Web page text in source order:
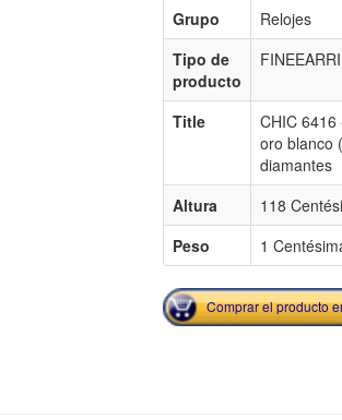
Grupo
Relojes
Tipo de
producto
Title
CHIC
oro blanco
diamantes
Altura
118
Peso
1
Comprar el producto